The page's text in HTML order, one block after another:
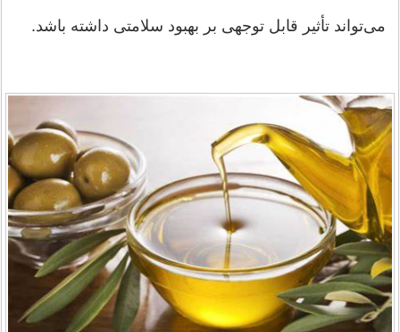
می‌تواند تأثیر قابل توجهی بر بهبود سلامتی داشته باشد.